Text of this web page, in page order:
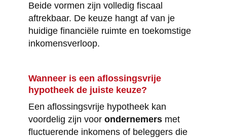
Beide vormen zijn volledig fiscaal
aftrekbaar. De keuze hangt af van je
huidige financiële ruimte en toekomstige
inkomensverloop.
Wanneer is een aflossingsvrije
hypotheek de juiste keuze?
Een aflossingsvrije hypotheek kan
voordelig zijn voor ondernemersmet
fluctuerende inkomens of beleggers die